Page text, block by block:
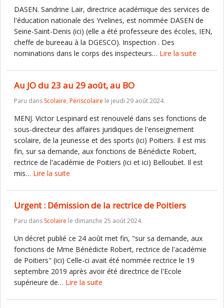
DASEN. Sandrine Lair, directrice académique des services de
l'éducation nationale des Yvelines, est nommée DASEN de
Seine-Saint-Denis (ici) (elle a été professeure des écoles, IEN,
cheffe de bureeau à la DGESCO). Inspection . Des
nominations dans le corps des inspecteurs… Lire la suite
Au JO du 23 au 29 août, au BO
Paru dans Scolaire, Périscolaire le jeudi 29 août 2024.
MENJ. Victor Lespinard est renouvelé dans ses fonctions de
sous-directeur des affaires juridiques de l'enseignement
scolaire, de la jeunesse et des sports (ici) Poitiers. Il est mis
fin, sur sa demande, aux fonctions de Bénédicte Robert,
rectrice de l'académie de Poitiers (ici et ici) Belloubet. Il est
mis… Lire la suite
Urgent : Démission de la rectrice de Poitiers
Paru dans Scolaire le dimanche 25 août 2024.
Un décret publié ce 24 août met fin, "sur sa demande, aux
fonctions de Mme Bénédicte Robert, rectrice de l'académie
de Poitiers" (ici) Celle-ci avait été nommée rectrice le 19
septembre 2019 après avoir été directrice de l'Ecole
supérieure de… Lire la suite